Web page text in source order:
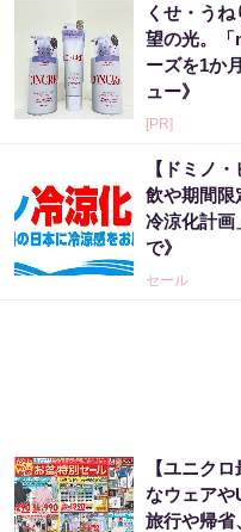
くせ・う
望の光。「
ーズを1か
ュー》
[PR]
【ドミノ
飲や期間限
冷涼化計画
で》
セール
【ユニク
なウェアや
旅行や帰省